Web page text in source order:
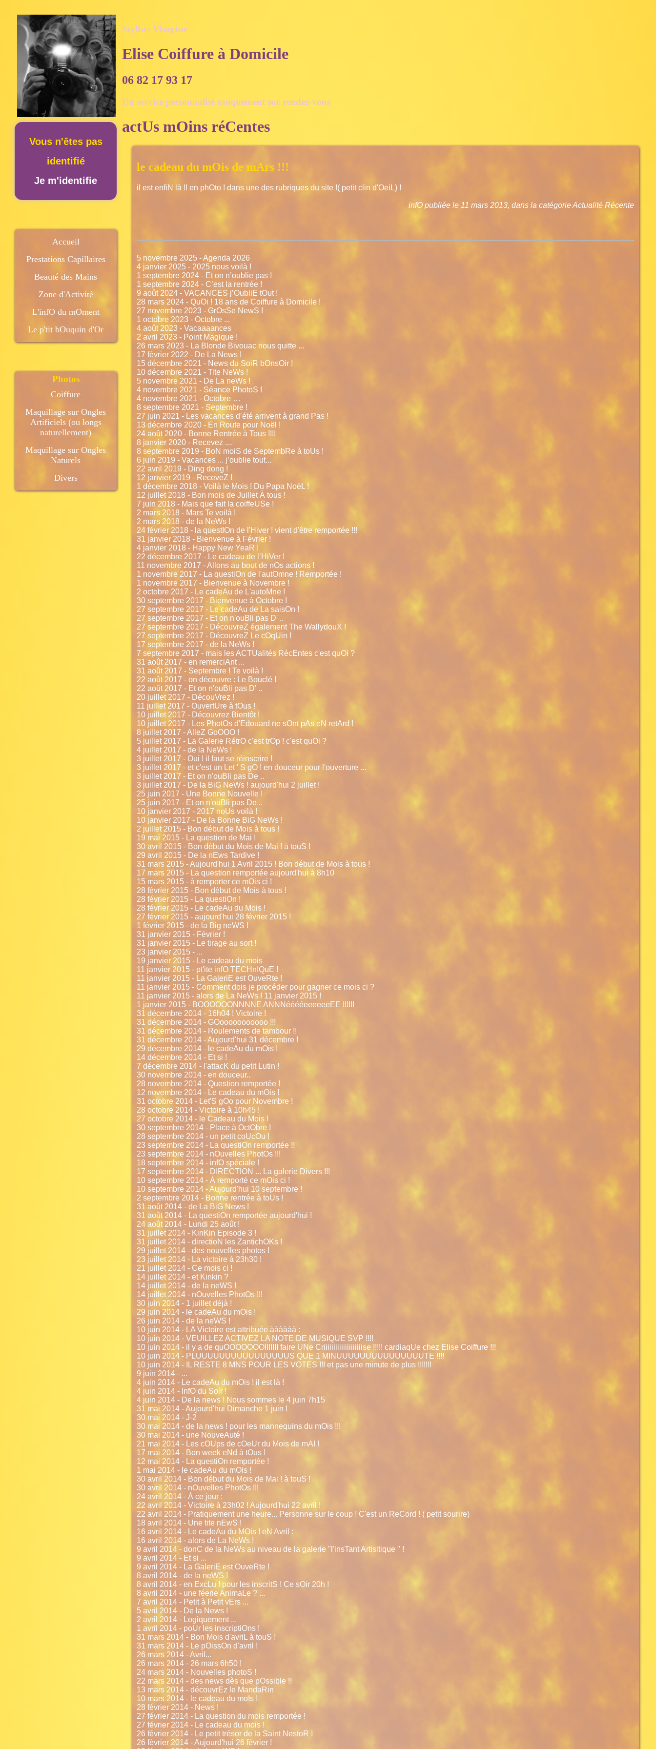
Vous n'êtes pas
identifié
Je m'identifie
Accueil
Prestations Capillaires
Beauté des Mains
Zone d'Activité
L'infO du mOment
Le p'tit bOuquin d'Or
Photos
Coiffure
Maquillage sur Ongles
Artificiels (ou longs
naturellement)
Maquillage sur Ongles
Naturels
Divers
Styliste Visagiste
Elise Coiffure à Domicile
06 82 17 93 17
Un service personnalisé uniquement sur rendez-vous
actUs mOins réCentes
le cadeau du mOis de mArs !!!
il est enfiN là !! en phOto ! dans une des rubriques du site !( petit clin d'OeiL) !
infO publiée le 11 mars 2013, dans la catégorieActualité Récente
5 novembre 2025 - Agenda 2026
4 janvier 2025 - 2025 nous voilà !
1 septembre 2024 - Et on n’oublie pas !
1 septembre 2024 - C’est la rentrée !
9 août 2024 - VACANCES j’OubliE tOut !
28 mars 2024 - QuOi ! 18 ans de Coiffure à Domicile !
27 novembre 2023 - GrOsSe NewS !
1 octobre 2023 - Octobre ...
4 août 2023 - Vacaaaances
2 avril 2023 - Point Magique !
26 mars 2023 - La Blonde Bivouac nous quitte ...
17 février 2022 - De La News !
15 décembre 2021 - News du SoiR bOnsOir !
10 décembre 2021 - Tite NeWs !
5 novembre 2021 - De La neWs !
4 novembre 2021 - Séance PhotoS !
4 novembre 2021 - Octobre …
8 septembre 2021 - Septembre !
27 juin 2021 - Les vacances d’été arrivent à grand Pas !
13 décembre 2020 - En Route pour Noël !
24 août 2020 - Bonne Rentrée à Tous !!!!
8 janvier 2020 - Recevez ....
8 septembre 2019 - BoN moiS de SeptembRe à toUs !
6 juin 2019 - Vacances ... j’oublie tout...
22 avril 2019 - Ding dong !
12 janvier 2019 - ReceveZ !
1 décembre 2018 - Voilà le Mois ! Du Papa NoëL !
12 juillet 2018 - Bon mois de Juillet À tous !
7 juin 2018 - Mais que fait la coiffeUSe !
2 mars 2018 - Mars Te voilà !
2 mars 2018 - de la NeWs !
24 février 2018 - la questIOn de l'Hiver ! vient d'être remportée !!!
31 janvier 2018 - Bienvenue à Février !
4 janvier 2018 - Happy New YeaR !
22 décembre 2017 - Le cadeau de l’HiVer !
11 novembre 2017 - Allons au bout de nOs actions !
1 novembre 2017 - La questiOn de l'autOmne ! Remportée !
1 novembre 2017 - Bienvenue à Novembre !
2 octobre 2017 - Le cadeAu de L'autoMne !
30 septembre 2017 - Bienvenue à Octobre !
27 septembre 2017 - Le cadeAu de La saisOn !
27 septembre 2017 - Et on n'ouBli pas D' ..
27 septembre 2017 - DécouvreZ également The WallydouX !
27 septembre 2017 - DécouvreZ Le cOqUin !
17 septembre 2017 - de la NeWs !
7 septembre 2017 - mais les ACTUalités RécEntes c'est quOi ?
31 août 2017 - en remerciAnt ...
31 août 2017 - Septembre ! Te voilà !
22 août 2017 - on découvre : Le Bouclé !
22 août 2017 - Et on n'ouBli pas D' ..
20 juillet 2017 - DécouVrez !
11 juillet 2017 - OuvertUre à tOus !
10 juillet 2017 - Découvrez Bientôt !
10 juillet 2017 - Les PhotOs d'Edouard ne sOnt pAs eN retArd !
8 juillet 2017 - AlleZ GoOOO !
5 juillet 2017 - La Galerie RétrO c'est trOp ! c'est quOi ?
4 juillet 2017 - de la NeWs !
3 juillet 2017 - Oui ! il faut se réinscrire !
3 juillet 2017 - et c'est un Let ' S gO ! en douceur pour l'ouverture ...
3 juillet 2017 - Et on n'ouBli pas De ..
3 juillet 2017 - De la BiG NeWs ! aujourd'hui 2 juillet !
25 juin 2017 - Une Bonne Nouvelle !
25 juin 2017 - Et on n'ouBli pas De ..
10 janvier 2017 - 2017 noUs voilà !
10 janvier 2017 - De la Bonne BiG NeWs !
2 juillet 2015 - Bon début de Mois à tous !
19 mai 2015 - La question de Mai !
30 avril 2015 - Bon début du Mois de Mai ! à touS !
29 avril 2015 - De la nEws Tardive !
31 mars 2015 - Aujourd'hui 1 Avril 2015 ! Bon début de Mois à tous !
17 mars 2015 - La question remportée aujourd'hui à 8h10
15 mars 2015 - à remporter ce mOis ci !
28 février 2015 - Bon début de Mois à tous !
28 février 2015 - La questiOn !
28 février 2015 - Le cadeAu du Mois !
27 février 2015 - aujourd'hui 28 février 2015 !
1 février 2015 - de la Big neWS !
31 janvier 2015 - Février !
31 janvier 2015 - Le tirage au sort !
23 janvier 2015 - ...
19 janvier 2015 - Le cadeau du mois
11 janvier 2015 - pt'ite infO TECHnIQuE !
11 janvier 2015 - La GaleriE est OuveRte !
11 janvier 2015 - Comment dois je procéder pour gagner ce mois ci ?
11 janvier 2015 - alors de La NeWs ! 11 janvier 2015 !
1 janvier 2015 - BOOOOOONNNNE ANNNééééeeeeeeEE !!!!!!
31 décembre 2014 - 16h04 ! Victoire !
31 décembre 2014 - GOooooooooooo !!!
31 décembre 2014 - Roulements de tambour !!
31 décembre 2014 - Aujourd'hui 31 décembre !
29 décembre 2014 - le cadeAu du mOis !
14 décembre 2014 - Et si !
7 décembre 2014 - l'attacK du petit Lutin !
30 novembre 2014 - en douceur..
28 novembre 2014 - Question remportée !
12 novembre 2014 - Le cadeau du mOis !
31 octobre 2014 - Let'S gOo pour Novembre !
28 octobre 2014 - Victoire à 10h45 !
27 octobre 2014 - le Cadeau du Mois !
30 septembre 2014 - Place à OctObre !
28 septembre 2014 - un petit coUcOu !
23 septembre 2014 - La questiOn remportée !!
23 septembre 2014 - nOuvelles PhotOs !!!
18 septembre 2014 - infO spéciale !
17 septembre 2014 - DIRECTION ... La galerie Divers !!!
10 septembre 2014 - À remporté ce mOis ci !
10 septembre 2014 - Aujourd'hui 10 septembre !
2 septembre 2014 - Bonne rentrée à toUs !
31 août 2014 - de La BiG News !
31 août 2014 - La questiOn remportée aujourd'hui !
24 août 2014 - Lundi 25 août !
31 juillet 2014 - KinKin Episode 3 !
31 juillet 2014 - directioN les ZantichOKs !
29 juillet 2014 - des nouvelles photos !
23 juillet 2014 - La victoire à 23h30 !
21 juillet 2014 - Ce mois ci !
14 juillet 2014 - et Kinkin ?
14 juillet 2014 - de la neWS !
14 juillet 2014 - nOuvelles PhotOs !!!
30 juin 2014 - 1 juillet déjà !
29 juin 2014 - le cadeAu du mOis !
26 juin 2014 - de la neWS !
10 juin 2014 - LA Victoire est attribuée àààààà :
10 juin 2014 - VEUILLEZ ACTIVEZ LA NOTE DE MUSIQUE SVP !!!!
10 juin 2014 - il y a de quOOOOOOOIIIIIII faire UNe Criiiiiiiiiiiiiiiiiiiise !!!!! cardiaqUe chez Elise Coiffure !!!
10 juin 2014 - PLUUUUUUUUUUUUUUUUS QUE 1 MINUUUUUUUUUUUUUUUTE !!!!
10 juin 2014 - IL RESTE 8 MNS POUR LES VOTES !!! et pas une minute de plus !!!!!!!
9 juin 2014 - ...
4 juin 2014 - Le cadeAu du mOis ! il est là !
4 juin 2014 - InfO du Soir !
4 juin 2014 - De la news ! Nous sommes le 4 juin 7h15
31 mai 2014 - Aujourd'hui Dimanche 1 juin !
30 mai 2014 - J-2
30 mai 2014 - de la news ! pour les mannequins du mOis !!!
30 mai 2014 - une NouveAuté !
21 mai 2014 - Les cOUps de cOeUr du Mois de mAI !
17 mai 2014 - Bon week eNd à tOus !
12 mai 2014 - La questiOn remportée !
1 mai 2014 - le cadeAu du mOis !
30 avril 2014 - Bon début du Mois de Mai ! à touS !
30 avril 2014 - nOuvelles PhotOs !!!
24 avril 2014 - À ce jour :
22 avril 2014 - Victoire à 23h02 ! Aujourd'hui 22 avril !
22 avril 2014 - Pratiquement une heure... Personne sur le coup ! C'est un ReCord ! ( petit sourire)
18 avril 2014 - Une tite nEwS !
16 avril 2014 - Le cadeAu du MOis ! eN Avril :
16 avril 2014 - alors de La NeWs !
9 avril 2014 - donC de la NeWs au niveau de la galerie "l'insTant Artisitique " !
9 avril 2014 - Et si ...
9 avril 2014 - La GaleriE est OuveRte !
8 avril 2014 - de la neWS !
8 avril 2014 - en ExcLu ! pour les inscritS ! Ce sOir 20h !
8 avril 2014 - une féerie AnimaLe ? ...
7 avril 2014 - Petit à Petit vErs ...
5 avril 2014 - De la News !
2 avril 2014 - Logiquement ...
1 avril 2014 - poUr les inscriptiOns !
31 mars 2014 - Bon Mois d'avriL à touS !
31 mars 2014 - Le pOissOn d'avril !
26 mars 2014 - Avril...
26 mars 2014 - 26 mars 6h50 !
24 mars 2014 - Nouvelles photoS !
22 mars 2014 - des news dès que pOssible !!
13 mars 2014 - découvrEz le MandaRin
10 mars 2014 - le cadeau du moIs !
28 février 2014 - News !
27 février 2014 - La question du mois remportée !
27 février 2014 - Le cadeau du mois !
26 février 2014 - Le petit trésor de la Saint NestoR !
26 février 2014 - Aujourd'hui 26 février !